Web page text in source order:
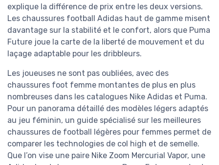
explique la différence de prix entre les deux versions.
Les chaussures football Adidas haut de gamme misent
davantage sur la stabilité et le confort, alors que Puma
Future joue la carte de la liberté de mouvement et du
laçage adaptable pour les dribbleurs.
Les joueuses ne sont pas oubliées, avec des
chaussures foot femme montantes de plus en plus
nombreuses dans les catalogues Nike Adidas et Puma.
Pour un panorama détaillé des modèles légers adaptés
au jeu féminin, un guide spécialisé sur les meilleures
chaussures de football légères pour femmes permet de
comparer les technologies de col high et de semelle.
Que l’on vise une paire Nike Zoom Mercurial Vapor, une